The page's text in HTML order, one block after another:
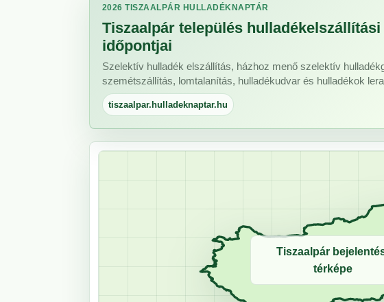
2026 TISZAALPÁR HULLADÉKNAPTÁR
Tiszaalpár település hulladékelszállítási
időpontjai
Szelektív hulladék elszállítás, házhoz menő szelektív
szemétszállítás, lomtalanítás, hulladékudvar és hulladékok
tiszaalpar.hulladeknaptar.hu
Tiszaalpár
térképe